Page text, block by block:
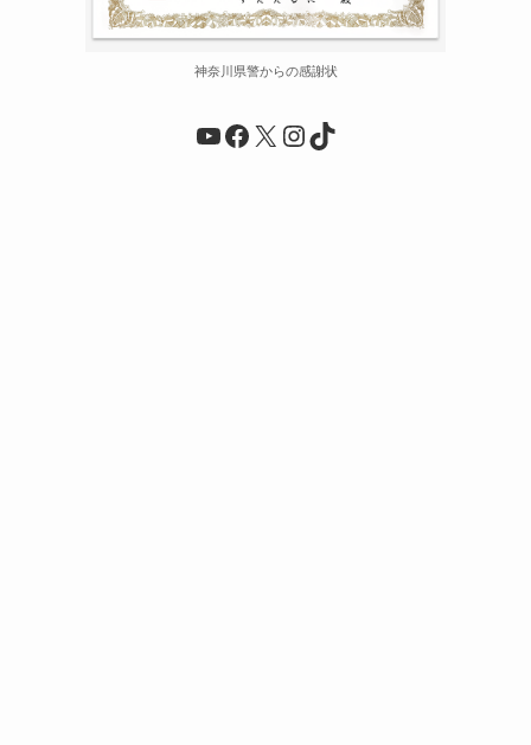
神奈川県警からの感謝状
YouTube
Facebook
X Instagram
TikTok